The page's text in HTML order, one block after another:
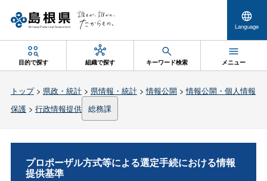
Language
目的で探す 組織で探す キーワード検索 メニュー
トップ> 県政・統計> 県情報・統計>情報公開 >情報公開・個人情報
保護> 行政情報提供 総務課
プロポーザル方式等による選定手続における情報
提供基準